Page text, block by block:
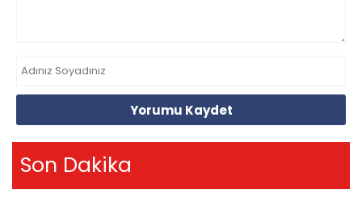
Yorumu Kaydet
Son Dakika